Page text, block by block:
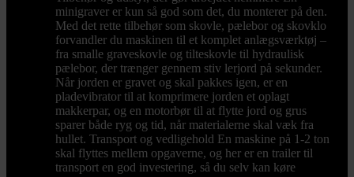
minigraver er kun så god som det, du monterer på den.
Med det rette tilbehør som skovle, pælebor og skovklo
forvandler du maskinen til et komplet anlægsværktøj –
fra smalle graveskovle og tilteskovle til hydraulisk
pælebor, der trænger gennem stiv lerjord på sekunder.
Når jorden er gravet og skal pakkes igen, er en
pladevibrator til at komprimere jorden et oplagt
makkerpar, og en motorbør til at flytte jord og grus
sparer både ryg og tid, når materialerne skal væk fra
hullet. Transport og vedligehold En maskine på 1-2 ton
skal flyttes mellem opgaverne, og her er en trailer til
transport en god investering, så du selv kan køre